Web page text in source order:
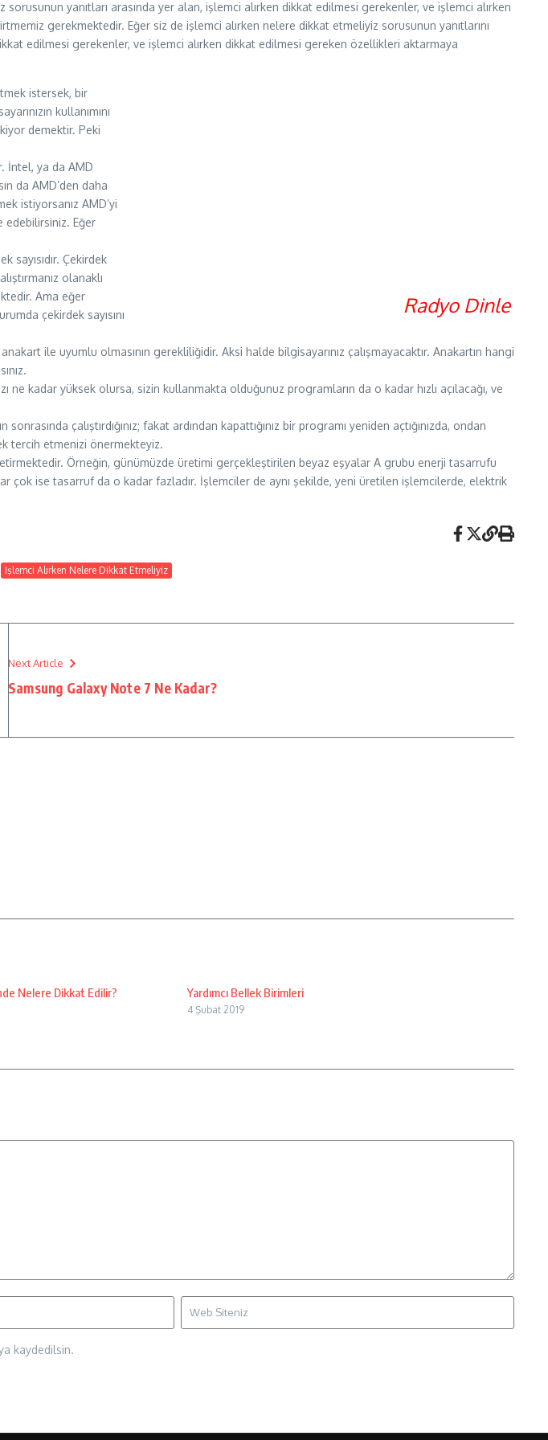
yanıtları arasında yer alan, işlemci alırken dikkat edilmesi gerekenler, ve işlemci alırken
gerekmektedir. Eğer siz de işlemci alırken nelere dikkat etmeliyiz sorusunun yanıtlarını
edilmesi gerekenler, ve işlemci alırken dikkat edilmesi gereken özellikleri aktarmaya
Radyo Dinle
istersek, bir
kullanımını
demektir. Peki
İntel, ya da AMD
da AMD’den daha
istiyorsanız AMD’yi
edebilirsiniz. Eğer
sayısıdır. Çekirdek
olanaklı
Ama eğer
çekirdek sayısını
ile uyumlu olmasının gerekliliğidir. Aksi halde bilgisayarınız çalışmayacaktır. Anakartın hangi
ne kadar yüksek olursa, sizin kullanmakta olduğunuz programların da o kadar hızlı açılacağı, ve
çalıştırdığınız; fakat ardından kapattığınız bir programı yeniden açtığınızda, ondan
tercih etmenizi önermekteyiz.
Örneğin, günümüzde üretimi gerçekleştirilen beyaz eşyalar A grubu enerji tasarrufu
çok ise tasarruf da o kadar fazladır. İşlemciler de aynı şekilde, yeni üretilen işlemcilerde, elektrik
Işlemci Alırken Nelere Dikkat Etmeliyiz
Next Article
Samsung Galaxy Note 7 Ne Kadar?
Nelere Dikkat Edilir? Yardımcı Bellek Birimleri
4 Şubat 2019
kaydedilsin.